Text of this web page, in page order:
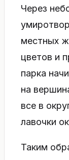
Через
местных
цветов и
парка
на
все в
лавочки
Таким